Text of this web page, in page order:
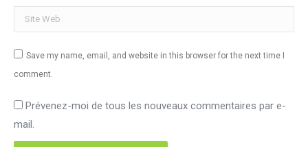
Site Web
Save my name, email, and website in this browser for the next time I
comment.
Prévenez-moi de tous les nouveaux commentaires par e-
mail.